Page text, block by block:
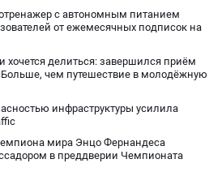
с автономным питанием
от ежемесячных подписок на
хочется делиться: завершился приём
чем путешествие в молодёжную
инфраструктуры усилила
мира Энцо Фернандеса
в преддверии Чемпионата